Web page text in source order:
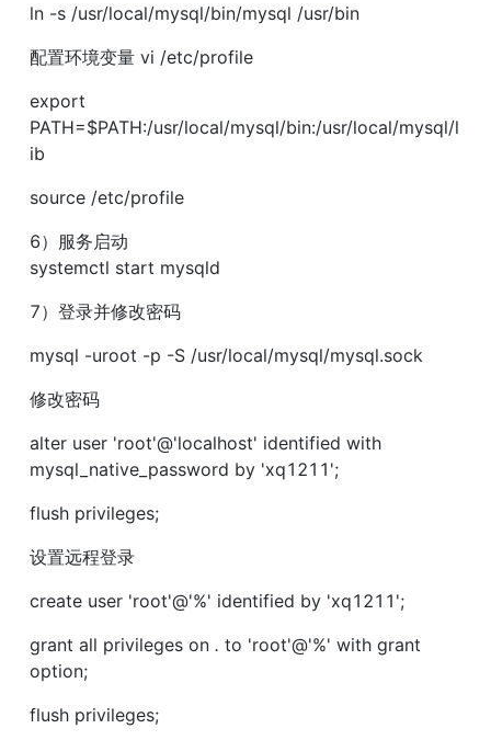
ln -s /usr/local/mysql/bin/mysql /usr/bin
配置环境变量 vi /etc/profile
export
PATH=$PATH:/usr/local/mysql/bin:/usr/local/mysql/l
ib
source /etc/profile
6）服务启动
systemctl start mysqld
7）登录并修改密码
mysql -uroot -p -S /usr/local/mysql/mysql.sock
修改密码
alter user 'root'@'localhost' identified with
mysql_native_password by 'xq1211';
flush privileges;
设置远程登录
create user 'root'@'%' identified by 'xq1211';
grant all privileges on . to 'root'@'%' with grant
option;
flush privileges;